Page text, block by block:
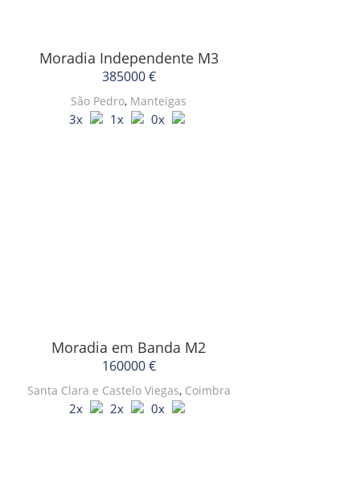
Moradia Independente M3
385000 €
São Pedro, Manteigas
3x 1x 0x
Moradia em Banda M2
160000 €
Santa Clara e Castelo Viegas, Coimbra
2x 2x 0x